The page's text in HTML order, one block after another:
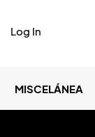
Log In
MISCELÁNEA